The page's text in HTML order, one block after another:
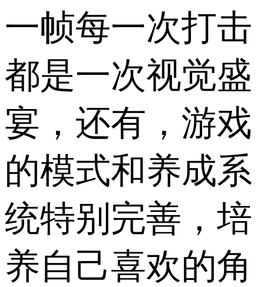
一帧每一次打击
都是一次视觉盛
宴，还有，游戏
的模式和养成系
统特别完善，培
养自己喜欢的角